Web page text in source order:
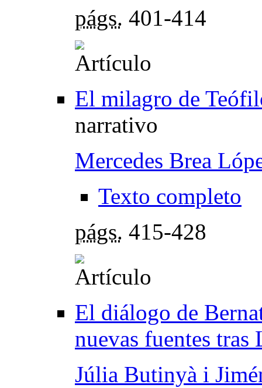
págs. 401-414
El milagro de
narrativo
Mercedes Brea
Texto completo
págs. 415-428
El diálogo de
nuevas fuentes tras
Júlia Butinyà i